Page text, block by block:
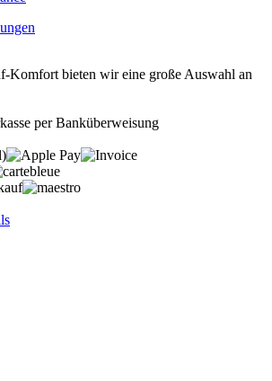
Komfort bieten wir eine große Auswahl an